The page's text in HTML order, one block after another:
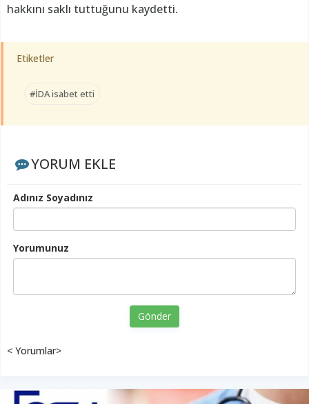
hakkını saklı tuttuğunu kaydetti.
Etiketler
#İDA isabet etti
YORUM EKLE
Adınız Soyadınız
Yorumunuz
Gönder
< Yorumlar>